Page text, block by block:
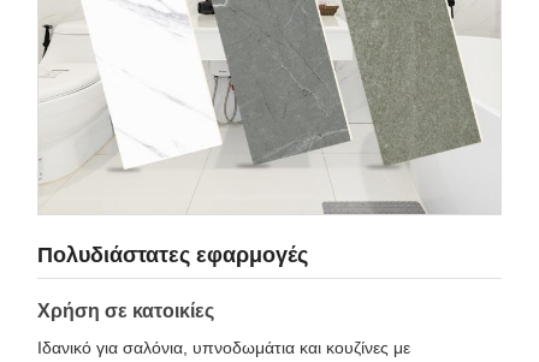
Πολυδιάστατες εφαρμογές
Χρήση σε κατοικίες
Ιδανικό για σαλόνια, υπνοδωμάτια και κουζίνες με